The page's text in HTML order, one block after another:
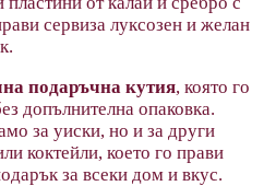
сервиза луксозен и желан
подаръчна кутия, която го
допълнителна опаковка.
за уиски, но и за други
коктейли, което го прави
за всеки дом и вкус.